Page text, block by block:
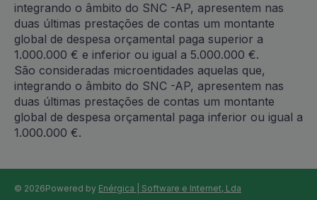
integrando o âmbito do SNC -AP, apresentem nas
duas últimas prestações de contas um montante
global de despesa orçamental paga superior a
1.000.000 € e inferior ou igual a 5.000.000 €.
São consideradas microentidades aquelas que,
integrando o âmbito do SNC -AP, apresentem nas
duas últimas prestações de contas um montante
global de despesa orçamental paga inferior ou igual a
1.000.000 €.
© 2026Powered by Enérgica | Software e Internet, Lda